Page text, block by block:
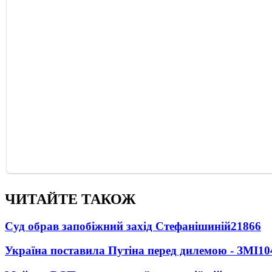
ЧИТАЙТЕ ТАКОЖ
Суд обрав запобіжний захід Стефанішиній21866
Україна поставила Путіна перед дилемою - ЗМІ